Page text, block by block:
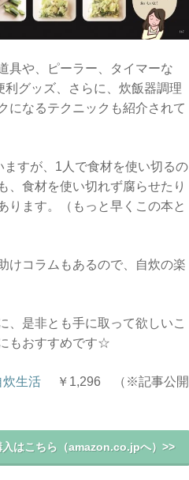
具や、ピーラー、タイマーな
グッズ、さらに、炊飯器調理
になるテクニックも紹介されて
すが、1人で食材を使い切るの
、食材を使い切れず腐らせたり
ります。（もっと早くこの本と
けコラムもあるので、自炊の楽
、是非とも手に取って欲しいこ
もおすすめです☆
炊生活 ￥1,296 （※記事公開
入はこちら（amazon.co.jpへ）>>